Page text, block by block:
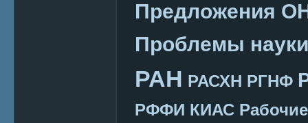
Предложения
Проблемы науки
РАН РАСХН РГНФ
РФФИ КИАС